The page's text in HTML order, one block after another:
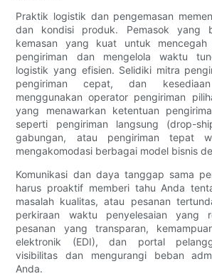
Praktik logistik dan pengemasan
dan kondisi produk. Pemasok yang
kemasan yang kuat untuk mencegah
pengiriman dan mengelola waktu
logistik yang efisien. Selidiki mitra
pengiriman cepat, dan
menggunakan operator pengiriman
yang menawarkan ketentuan
seperti pengiriman langsung (drop-
gabungan, atau pengiriman tepat
mengakomodasi berbagai model bisnis
Komunikasi dan daya tanggap sama
harus proaktif memberi tahu Anda
masalah kualitas, atau pesanan
perkiraan waktu penyelesaian yang
pesanan yang transparan,
elektronik (EDI), dan portal
visibilitas dan mengurangi beban
Anda.